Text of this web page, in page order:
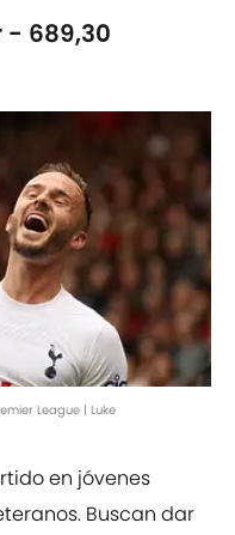
- 689,30
League | Luke
en jóvenes
Buscan dar